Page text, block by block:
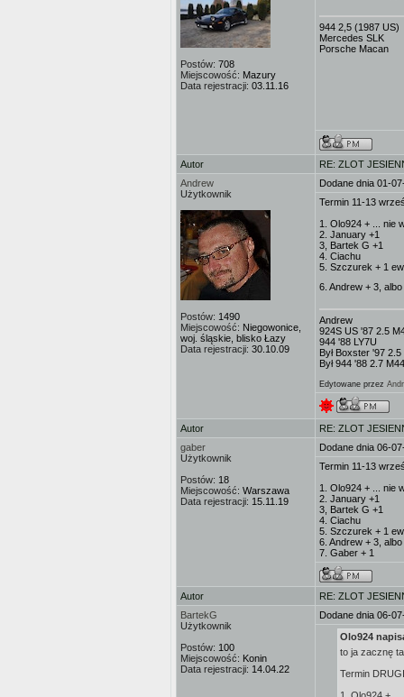
Postów: 708
Miejscowość: Mazury
Data rejestracji: 03.11.16
944 2,5 (1987 US)
Mercedes SLK
Porsche Macan
Autor
RE: ZLOT
Andrew
Użytkownik
Postów: 1490
Miejscowość: Niegowonice,
woj. śląskie, blisko Łazy
Data rejestracji: 30.10.09
Dodane dnia 01-
Termin 11-13
1. Olo924 + ... nie
2. January +1
3, Bartek G +1
4. Ciachu
5. Szczurek + 1
6. Andrew + 3,
Andrew
924S US '87 2.5
944 '88 LY7U
Był Boxster '97
Był 944 '88 2.7
Edytowane przez
Autor
RE: ZLOT
gaber
Użytkownik
Postów: 18
Miejscowość: Warszawa
Data rejestracji: 15.11.19
Dodane dnia 06-
Termin 11-13
1. Olo924 + ... nie
2. January +1
3, Bartek G +1
4. Ciachu
5. Szczurek + 1
6. Andrew + 3,
7. Gaber + 1
Autor
RE: ZLOT
BartekG
Użytkownik
Postów: 100
Miejscowość: Konin
Data rejestracji: 14.04.22
Dodane dnia 06-
Olo924
to ja zacznę
Termin DRUGI